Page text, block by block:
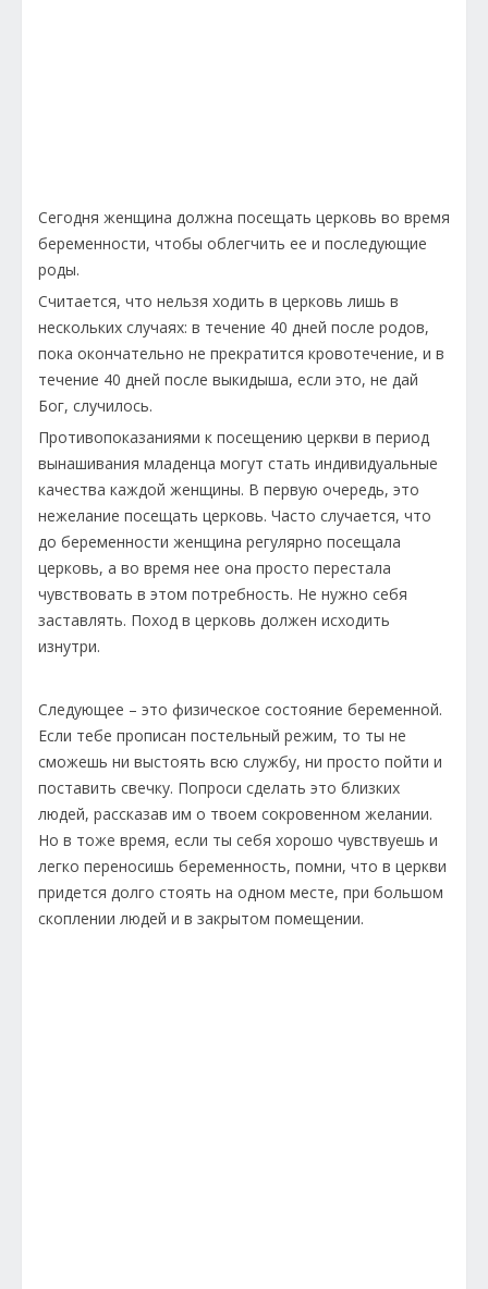
Сегодня женщина должна посещать церковь во время
беременности, чтобы облегчить ее и последующие
роды.
Считается, что нельзя ходить в церковь лишь в
нескольких случаях: в течение 40 дней после родов,
пока окончательно не прекратится кровотечение, и в
течение 40 дней после выкидыша, если это, не дай
Бог, случилось.
Противопоказаниями к посещению церкви в период
вынашивания младенца могут стать индивидуальные
качества каждой женщины. В первую очередь, это
нежелание посещать церковь. Часто случается, что
до беременности женщина регулярно посещала
церковь, а во время нее она просто перестала
чувствовать в этом потребность. Не нужно себя
заставлять. Поход в церковь должен исходить
изнутри.
Следующее – это физическое состояние беременной.
Если тебе прописан постельный режим, то ты не
сможешь ни выстоять всю службу, ни просто пойти и
поставить свечку. Попроси сделать это близких
людей, рассказав им о твоем сокровенном желании.
Но в тоже время, если ты себя хорошо чувствуешь и
легко переносишь беременность, помни, что в церкви
придется долго стоять на одном месте, при большом
скоплении людей и в закрытом помещении.